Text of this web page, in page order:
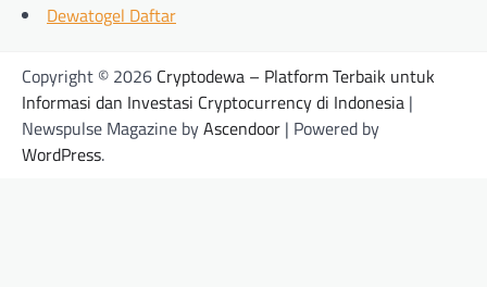
Dewatogel Daftar
Copyright © 2026 Cryptodewa – Platform Terbaik untuk
Informasi dan Investasi Cryptocurrency di Indonesia |
Newspulse Magazine byAscendoor | Powered by
WordPress.